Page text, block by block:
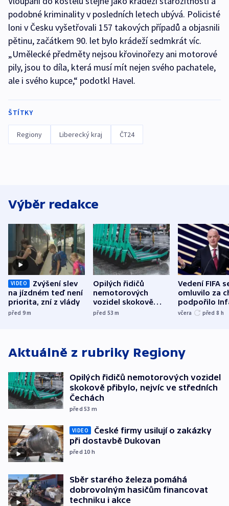
podobné kriminality v posledních letech ubývá. Policisté
loni v Česku vyšetřovali 157 takových případů a objasnili
pětinu, začátkem 90. let bylo krádeží sedmkrát víc.
„Umělecké předměty nejsou křovinořezy ani motorové
pily, jsou to díla, která musí mít nejen svého pachatele,
ale i svého kupce,“ podotkl Havel.
ŠTÍTKY
Regiony Liberecký kraj ČT24
Výběr redakce
VIDEO
Zvýšení slev
na jízdném teď není
priorita, zní z vlády
před 9m
Opilých řidičů
nemotorových
vozidel skokově
přibylo, nejvíc ve
před 53m
Vedení FIFA
omluvilo za
podpořilo
UEFA trvá na
včera před 8 h
Aktuálně z rubriky Regiony
Opilých řidičů nemotorových vozidel
skokově přibylo, nejvíc ve středních
Čechách
před 53 m
VIDEO
České firmy usilují o zakázky
při dostavbě Dukovan
před 10 h
Sběr starého železa pomáhá
dobrovolným hasičům financovat
techniku i akce